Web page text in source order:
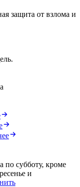
защита от взлома и
по субботу, кроме
и